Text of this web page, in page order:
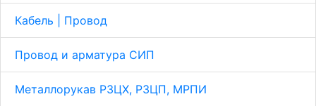
Кабель | Провод
Провод и арматура СИП
Металлорукав Р3ЦХ, Р3ЦП, МРПИ